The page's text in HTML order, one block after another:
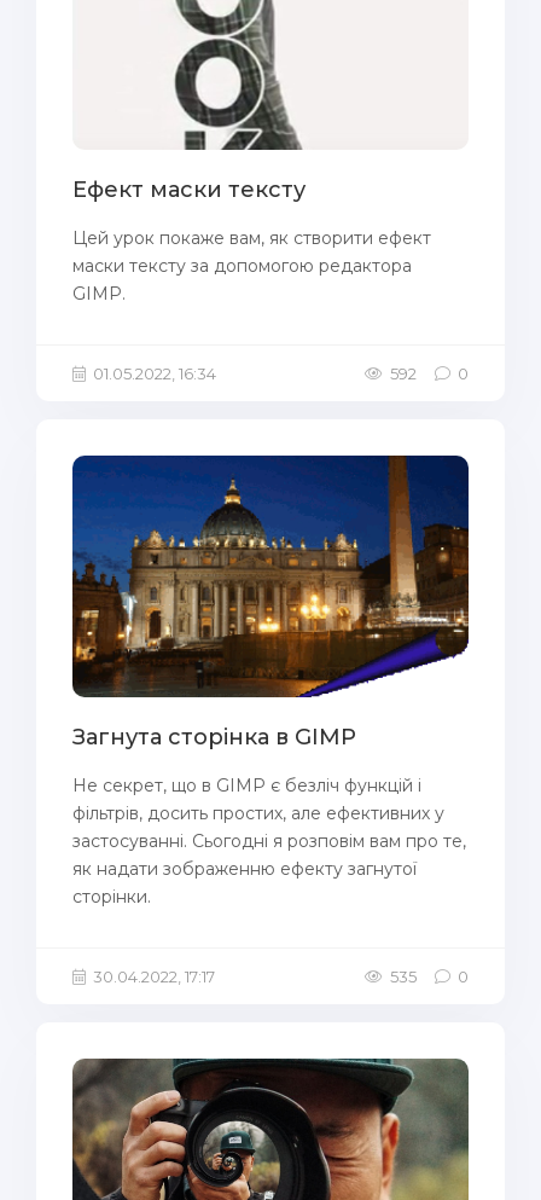
Ефект маски тексту
Цей урок покаже вам, як створити ефект
маски тексту за допомогою редактора
GIMP.
01.05.2022, 16:34 592 0
Загнута сторінка в GIMP
Не секрет, що в GIMP є безліч функцій і
фільтрів, досить простих, але ефективних у
застосуванні. Сьогодні я розповім вам про те,
як надати зображенню ефекту загнутої
сторінки.
30.04.2022, 17:17 535 0